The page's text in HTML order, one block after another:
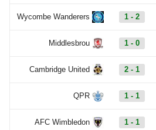
Wycombe Wanderers 1 - 2
Middlesbrou 1 - 0
Cambridge United 2 - 1
QPR 1 - 1
AFC Wimbledon 1 - 1